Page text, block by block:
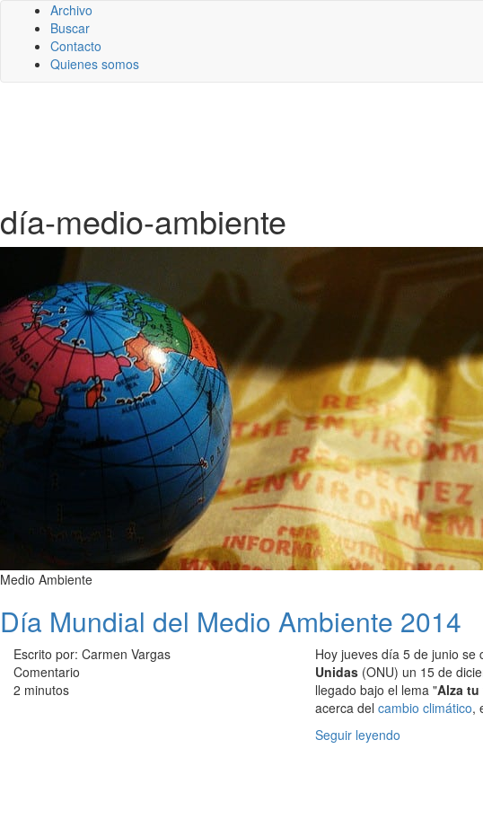
Archivo
Buscar
Contacto
Quienes somos
día-medio-ambiente
Medio Ambiente
Día Mundial del Medio Ambiente 2014
Escrito por: Carmen Vargas
Comentario
2 minutos
Hoy jueves día 5 de junio se
Unidas (ONU) un 15 de
llegado bajo el lema "Alza
acerca del cambio climático,
Seguir leyendo